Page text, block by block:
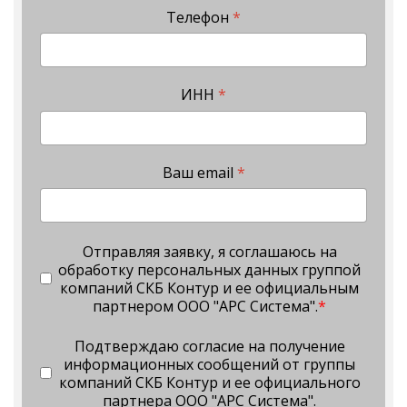
Телефон *
ИНН *
Ваш email *
Отправляя заявку, я соглашаюсь на
обработку персональных данных группой
компаний СКБ Контур и ее официальным
партнером ООО "АРС Система".*
Подтверждаю согласие на получение
информационных сообщений от группы
компаний СКБ Контур и ее официального
партнера ООО "АРС Система".